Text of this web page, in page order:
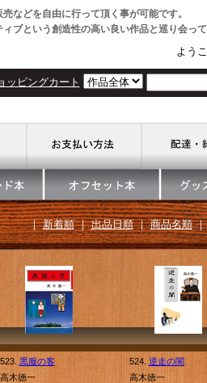
などを自由に行って頂く事が可能です。
ブという創造性の高い良い作品と巡り会って
よう
ッピングカート
｜新着順｜出品日順｜商品名順
523. 黒服の客
高木徳一
524. 逆走の闇
高木徳一